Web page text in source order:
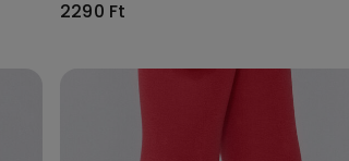
2290 Ft